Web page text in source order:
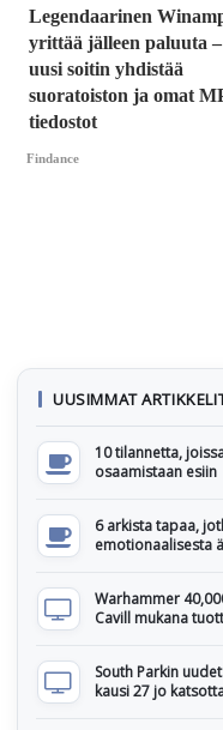
Legendaarinen
yrittää jälleen paluuta –
uusi soitin yhdistää
suoratoiston ja omat
tiedostot
Findance
UUSIMMAT
10 tilannetta,
osaamistaan esiin
6 arkista tapaa,
emotionaalisesta
Warhammer
Cavill mukana
South Parkin
kausi 27 jo